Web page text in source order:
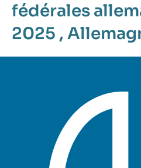
fédérales
2025 ,